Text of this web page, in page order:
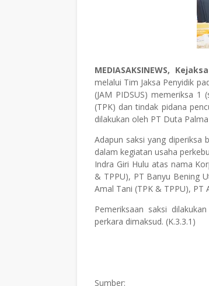
MEDIASAKSINEWS,
melalui Tim Jaksa Penyidik
(JAM PIDSUS) memeriksa
(TPK) dan tindak pidana
dilakukan oleh PT Duta
Adapun saksi yang diperiksa
dalam kegiatan usaha
Indra Giri Hulu atas nama
& TPPU), PT Banyu Bening
Amal Tani (TPK & TPPU), PT
Pemeriksaan saksi
perkara dimaksud. (K.3.3.1)
Sumber: